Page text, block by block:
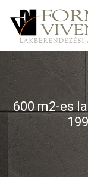
600 m2-es